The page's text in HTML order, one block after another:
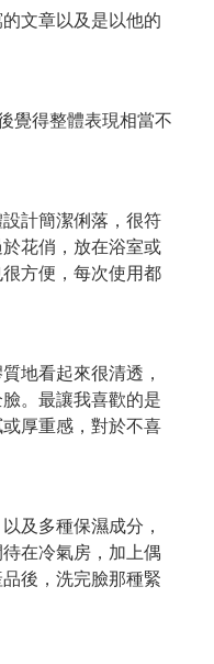
文章以及是以他的
覺得整體表現相當不
計簡潔俐落，很符
花俏，放在浴室或
方便，每次使用都
地看起來很清透，
。最讓我喜歡的是
厚重感，對於不喜
及多種保濕成分，
在冷氣房，加上偶
後，洗完臉那種緊